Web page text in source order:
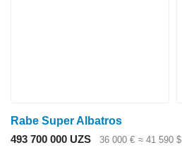
Rabe Super Albatros
493 700 000 UZS
36 000 € ≈ 41 590 $